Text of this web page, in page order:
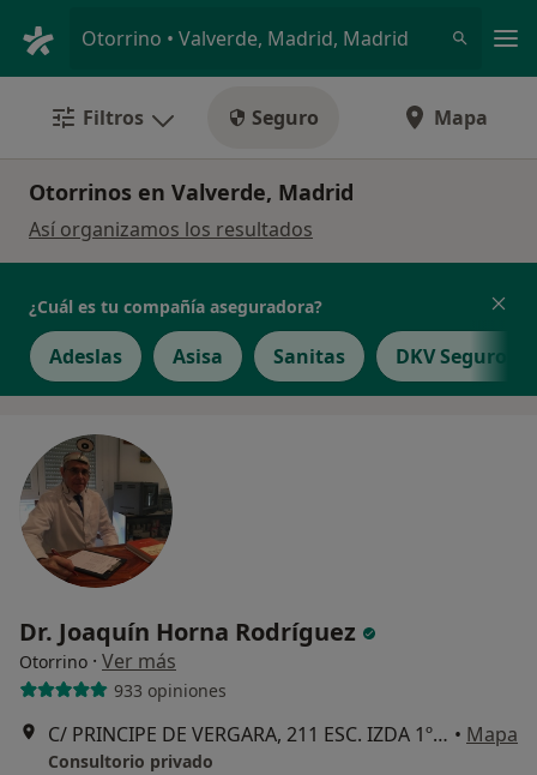
Otorrino • Valverde, Madrid, Madrid
Filtros Seguro Mapa
Otorrinos en Valverde, Madrid
Así organizamos los resultados
¿Cuál es tu compañía aseguradora?
Adeslas Asisa Sanitas DKV Seguros
Dr. Joaquín Horna Rodríguez
Otorrino · Ver más
933 opiniones
C/ PRINCIPE DE VERGARA, 211 ESC. IZDA 1º-2, Madrid • Mapa
Consultorio privado